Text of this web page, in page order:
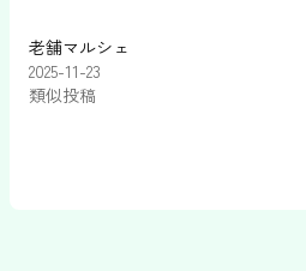
老舗マルシェ
2025-11-23
類似投稿